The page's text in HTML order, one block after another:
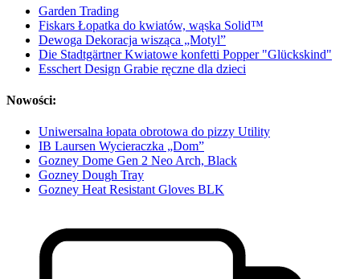
Garden Trading
Fiskars Łopatka do kwiatów, wąska Solid™
Dewoga Dekoracja wisząca „Motyl”
Die Stadtgärtner Kwiatowe konfetti Popper "Glückskind"
Esschert Design Grabie ręczne dla dzieci
Nowości:
Uniwersalna łopata obrotowa do pizzy Utility
IB Laursen Wycieraczka „Dom”
Gozney Dome Gen 2 Neo Arch, Black
Gozney Dough Tray
Gozney Heat Resistant Gloves BLK